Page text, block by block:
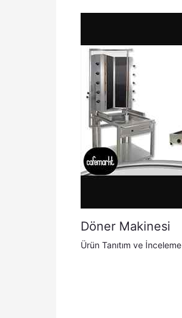
Döner Makinesi
Ürün Tanıtım ve İnceleme